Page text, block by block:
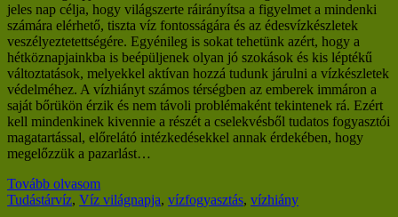
jeles nap célja, hogy világszerte ráirányítsa a figyelmet a mindenki
számára elérhető, tiszta víz fontosságára és az édesvízkészletek
veszélyeztetettségére. Egyénileg is sokat tehetünk azért, hogy a
hétköznapjainkba is beépüljenek olyan jó szokások és kis léptékű
változtatások, melyekkel aktívan hozzá tudunk járulni a vízkészletek
védelméhez. A vízhiányt számos térségben az emberek immáron a
saját bőrükön érzik és nem távoli problémaként tekintenek rá. Ezért
kell mindenkinek kivennie a részét a cselekvésből tudatos fogyasztói
magatartással, előrelátó intézkedésekkel annak érdekében, hogy
megelőzzük a pazarlást…
Tovább olvasom
Tudástárvíz, Víz világnapja, vízfogyasztás, vízhiány